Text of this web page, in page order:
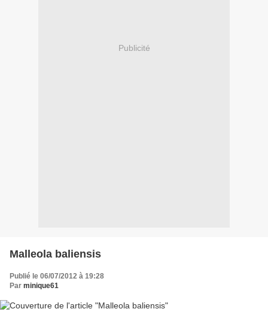
Publicité
Malleola baliensis
Publié le 06/07/2012 à 19:28
Par minique61